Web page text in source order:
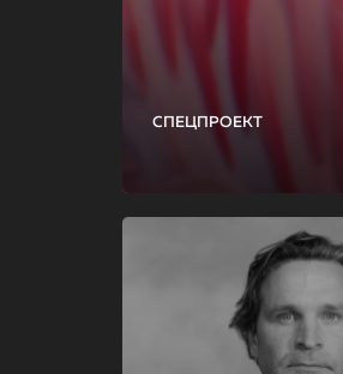
СПЕЦПРОЕКТ